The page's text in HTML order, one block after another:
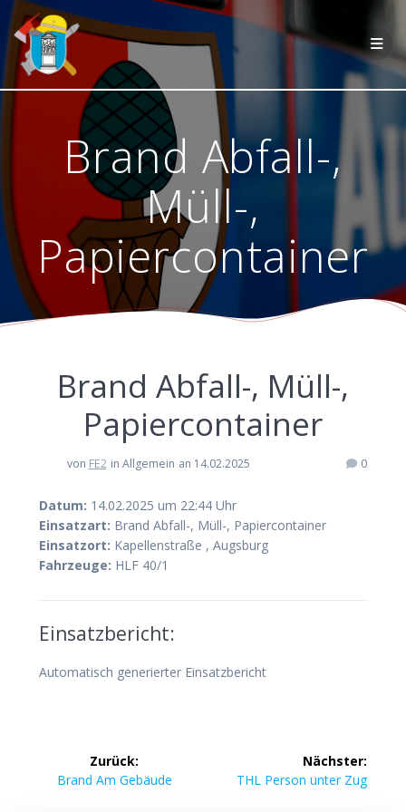
Zum
Inhalt
springen
Brand Abfall-,
Müll-,
Papiercontainer
Brand Abfall-, Müll-,
Papiercontainer
von FE2 in Allgemein an 14.02.2025 0
Datum: 14.02.2025 um 22:44 Uhr
Einsatzart: Brand Abfall-, Müll-, Papiercontainer
Einsatzort: Kapellenstraße , Augsburg
Fahrzeuge: HLF 40/1
Einsatzbericht:
Automatisch generierter Einsatzbericht
Beitragsnavigation
Zurück:
Vorheriger
Brand Am Gebäude
Nächster:
Nächster
THL Person unter Zug